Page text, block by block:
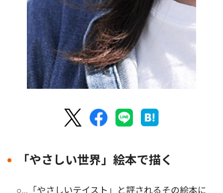
「やさしい世界」絵本で描く
○…「やさしいテイスト」と評されるその絵本に